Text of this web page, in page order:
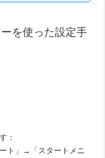
を使った設定手
：
ト」→「スタートメニ